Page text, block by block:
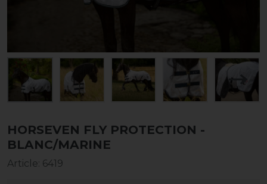
HORSEVEN FLY PROTECTION -
BLANC/MARINE
Article: 6419